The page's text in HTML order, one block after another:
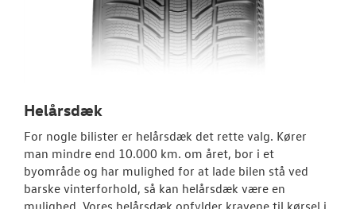
Helårsdæk
For nogle bilister er helårsdæk det rette valg. Kører
man mindre end 10.000 km. om året, bor i et
byområde og har mulighed for at lade bilen stå ved
barske vinterforhold, så kan helårsdæk være en
mulighed. Vores helårsdæk opfylder kravene til kørsel i